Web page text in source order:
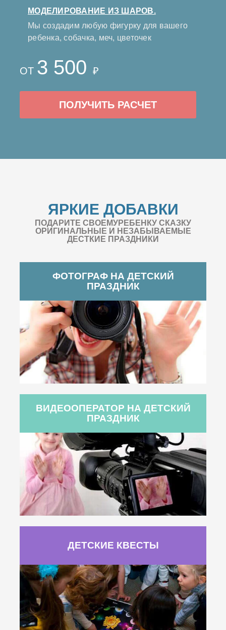
МОДЕЛИРОВАНИЕ ИЗ ШАРОВ.
Мы создадим любую фигурку для вашего
ребенка, собачка, меч, цветочек
ОТ 3 500 ₽
ПОЛУЧИТЬ РАСЧЕТ
ЯРКИЕ ДОБАВКИ
ПОДАРИТЕ СВОЕМУРЕБЕНКУ СКАЗКУ
ОРИГИНАЛЬНЫЕ И НЕЗАБЫВАЕМЫЕ
ДЕСТКИЕ ПРАЗДНИКИ
ФОТОГРАФ НА ДЕТСКИЙ
ПРАЗДНИК
ВИДЕООПЕРАТОР НА ДЕТСКИЙ
ПРАЗДНИК
ДЕТСКИЕ КВЕСТЫ